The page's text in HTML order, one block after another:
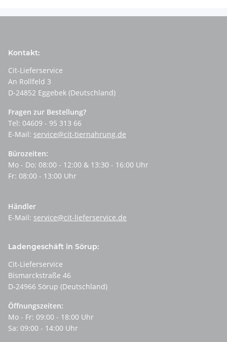
Kontakt:
Cit-Lieferservice
An Rollfeld 3
D-24852 Eggebek (Deutschland)
Fragen zur Bestellung?
Tel: 04609 - 95 313 66
E-Mail: service@cit-tiernahrung.de
Bürozeiten:
Mo - Do: 08:00 - 12:00 & 13:30 - 16:00 Uhr
Fr: 08:00 - 13:00 Uhr
Händler
E-Mail: service@cit-lieferservice.de
Ladengeschäft in Sörup:
Cit-Lieferservice
Bismarckstraße 46
D-24966 Sörup (Deutschland)
Öffnungszeiten:
Mo - Fr: 09:00 - 18:00 Uhr
Sa: 09:00 - 14:00 Uhr